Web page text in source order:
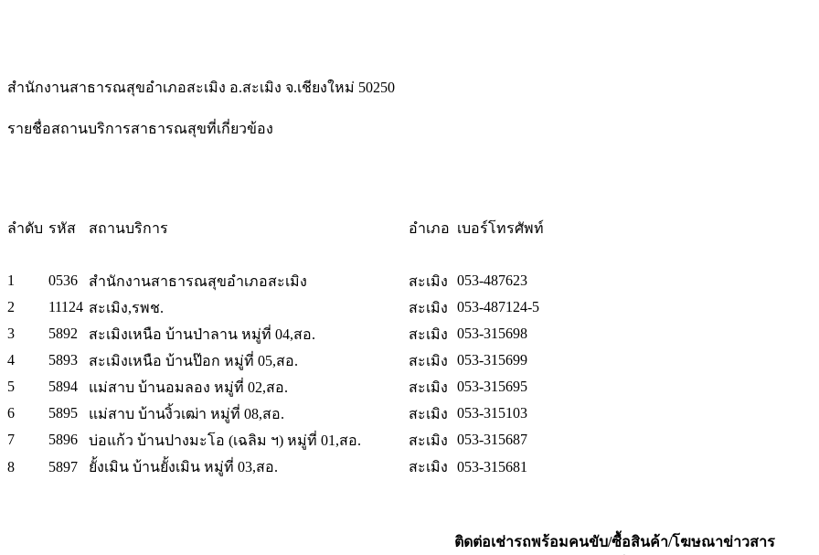
สำนักงานสาธารณสุขอำเภอสะเมิง อ.สะเมิง จ.เชียงใหม่ 50250
รายชื่อสถานบริการสาธารณสุขที่เกี่ยวข้อง
ลำดับ รหัส สถานบริการ อำเภอ เบอร์โทรศัพท์
1 0536 สำนักงานสาธารณสุขอำเภอสะเมิง สะเมิง
053-487623
2
11124 สะเมิง,รพช. สะเมิง
053-487124-5
3
5892 สะเมิงเหนือ บ้านป่าลาน หมู่ที่ 04,สอ. สะเมิง
053-315698
4
5893 สะเมิงเหนือ บ้านป๊อก หมู่ที่ 05,สอ. สะเมิง
053-315699
5
5894 แม่สาบ บ้านอมลอง หมู่ที่ 02,สอ. สะเมิง
053-315695
6
5895 แม่สาบ บ้านงิ้วเฒ่า หมู่ที่ 08,สอ. สะเมิง
053-315103
7
5896 บ่อแก้ว บ้านปางมะโอ (เฉลิม ฯ) หมู่ที่ 01,สอ. สะเมิง
053-315687
8
5897 ยั้งเมิน บ้านยั้งเมิน หมู่ที่ 03,สอ. สะเมิง 053-315681
ติดต่อเช่ารถพร้อมคนขับ/ซื้อสินค้า/โฆษณาข่าวสาร